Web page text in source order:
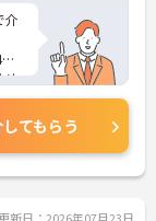
介
め
し
イ
てもらう